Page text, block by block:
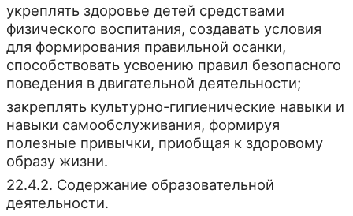
укреплять здоровье детей средствами
физического воспитания, создавать условия
для формирования правильной осанки,
способствовать усвоению правил безопасного
поведения в двигательной деятельности;
закреплять культурно-гигиенические навыки и
навыки самообслуживания, формируя
полезные привычки, приобщая к здоровому
образу жизни.
22.4.2. Содержание образовательной
деятельности.